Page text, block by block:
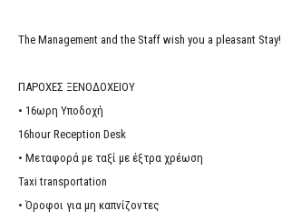
The Management and the Staff wish you a pleasant Stay!
ΠΑΡΟΧΕΣ ΞΕΝΟΔΟΧΕΙΟΥ
• 16ωρη Υποδοχή
16hour Reception Desk
• Μεταφορά με ταξί με έξτρα χρέωση
Taxi transportation
• Όροφοι για μη καπνίζοντες